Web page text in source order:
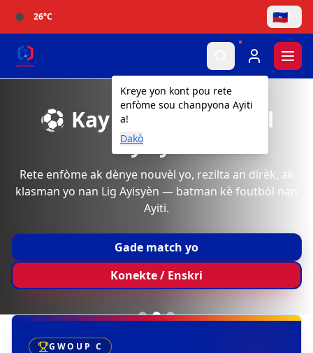
26°C 🇭🇹
Kreye yon kont pou rete
enfòme sou chanpyona Ayiti
a!
Dakò
⚽ Kay Ofisyèl Foutbòl
Ayisyen
Rete enfòme ak dènye nouvèl yo, rezilta an dirèk, ak
klasman yo nan Lig Ayisyèn — batman kè foutbòl nan
Ayiti.
Gade match yo
Konekte / Enskri
GWOUP C